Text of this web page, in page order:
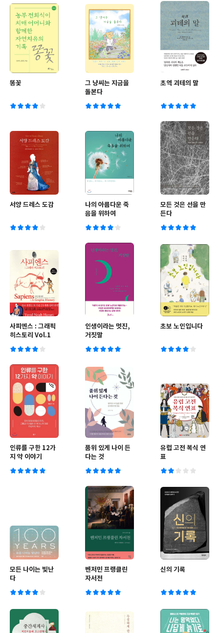
똥꽃
그 냥씨는 지금을
돌본다
초역 괴테의 말
서양 드레스 도감
나의 아름다운 죽
음을 위하여
모든 것은 선을 만
든다
사피엔스 : 그래픽
히스토리 Vol.1
인생이라는 멋진,
거짓말
초보 노인입니다
인류를 구한 12가
지 약 이야기
품위 있게 나이 든
다는 것
유럽 고전 복식 연
표
모든 나이는 빛난
다
벤저민 프랭클린
자서전
신의 기록